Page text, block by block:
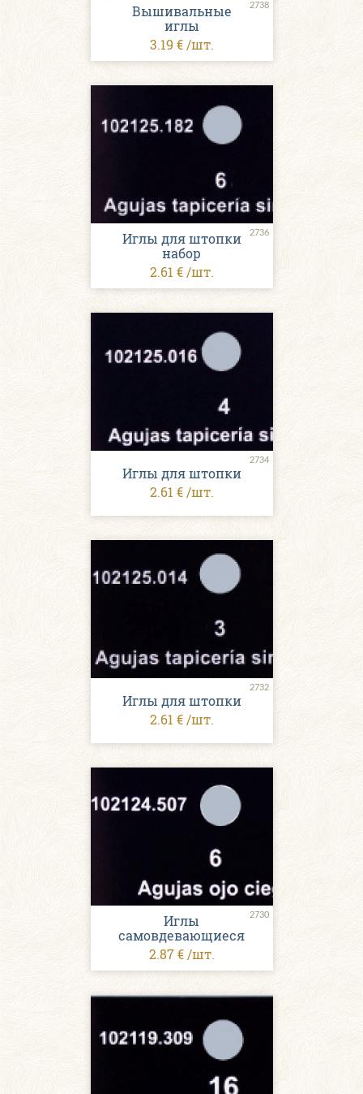
2738
Вышивальные
иглы
3.19 € /шт.
2736
Иглы для штопки
набор
2.61 € /шт.
2734
Иглы для штопки
2.61 € /шт.
2732
Иглы для штопки
2.61 € /шт.
2730
Иглы
самовдевающиеся
2.87 € /шт.